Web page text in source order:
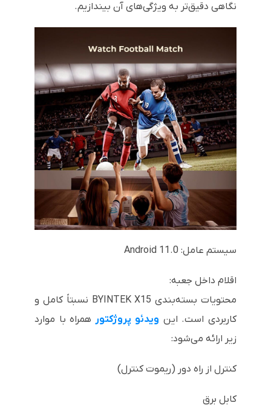
نگاهی دقیق‌تر به ویژگی‌های آن بیندازیم.
سیستم عامل: Android 11.0
اقلام داخل جعبه:
محتویات بسته‌بندی BYINTEK X15 نسبتاً کامل و
کاربردی است. این ویدئو پروژکتور همراه با موارد
زیر ارائه می‌شود:
کنترل از راه دور (ریموت کنترل)
کابل برق